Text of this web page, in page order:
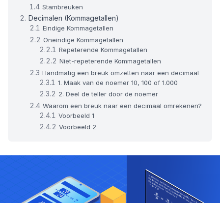
Stambreuken
Decimalen (Kommagetallen)
Eindige Kommagetallen
Oneindige Kommagetallen
Repeterende Kommagetallen
Niet-repeterende Kommagetallen
Handmatig een breuk omzetten naar een decimaal
1. Maak van de noemer 10, 100 of 1.000
2. Deel de teller door de noemer
Waarom een breuk naar een decimaal omrekenen?
Voorbeeld 1
Voorbeeld 2